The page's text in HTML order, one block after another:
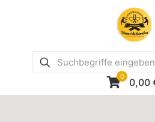
0 0,00